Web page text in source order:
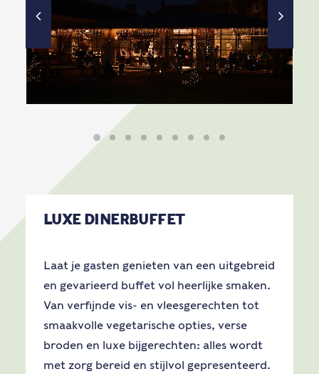
LUXE DINERBUFFET
Laat je gasten genieten van een uitgebreid
en gevarieerd buffet vol heerlijke smaken.
Van verfijnde vis- en vleesgerechten tot
smaakvolle vegetarische opties, verse
broden en luxe bijgerechten: alles wordt
met zorg bereid en stijlvol gepresenteerd.